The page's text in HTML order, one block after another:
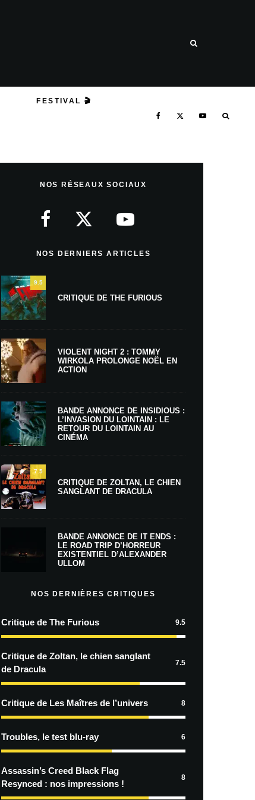
FESTIVAL 🎬
NOS RÉSEAUX SOCIAUX
NOS DERNIERS ARTICLES
9.5
CRITIQUE DE THE FURIOUS
VIOLENT NIGHT 2 : TOMMY
WIRKOLA PROLONGE NOËL EN
ACTION
BANDE ANNONCE DE INSIDIOUS :
L’INVASION DU LOINTAIN : LE
RETOUR DU LOINTAIN AU
CINÉMA
7.5
CRITIQUE DE ZOLTAN, LE CHIEN
SANGLANT DE DRACULA
BANDE ANNONCE DE IT ENDS :
LE ROAD TRIP D’HORREUR
EXISTENTIEL D’ALEXANDER
ULLOM
NOS DERNIÈRES CRITIQUES
Critique de The Furious 9.5
Critique de Zoltan, le chien sanglant
de Dracula
7.5
Critique de Les Maîtres de l’univers 8
Troubles, le test blu-ray 6
Assassin’s Creed Black Flag
Resynced : nos impressions !
8